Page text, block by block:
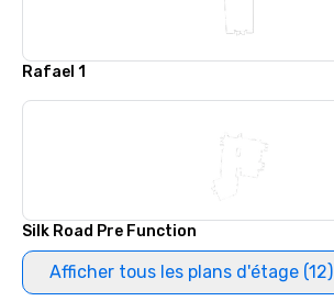
Rafael 1
Silk Road Pre Function
Afficher tous les plans d'étage (12)